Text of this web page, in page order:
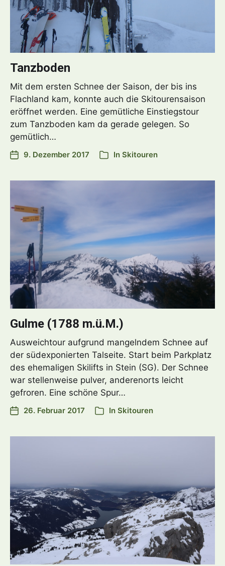
Tanzboden
Mit dem ersten Schnee der Saison, der bis ins
Flachland kam, konnte auch die Skitourensaison
eröffnet werden. Eine gemütliche Einstiegstour
zum Tanzboden kam da gerade gelegen. So
gemütlich…
9. Dezember 2017 In Skitouren
Gulme (1788 m.ü.M.)
Ausweichtour aufgrund mangelndem Schnee auf
der südexponierten Talseite. Start beim Parkplatz
des ehemaligen Skilifts in Stein (SG). Der Schnee
war stellenweise pulver, anderenorts leicht
gefroren. Eine schöne Spur…
26. Februar 2017 In Skitouren